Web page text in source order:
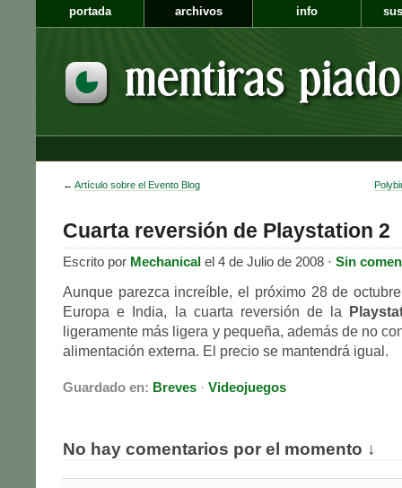
portada archivos info
← Artículo sobre el Evento Blog
Cuarta reversión de Playstation 2
Escrito por Mechanical el 4 de Julio de 2008 · Sin
Aunque parezca increíble, el próximo 28 de
Europa e India, la cuarta reversión de la
ligeramente más ligera y pequeña, además de no
alimentación externa. El precio se mantendrá igual.
Guardado en: Breves · Videojuegos
No hay comentarios por el momento ↓